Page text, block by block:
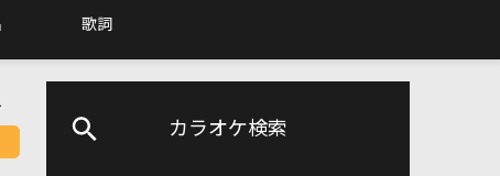
歌詞
カラオケ検索